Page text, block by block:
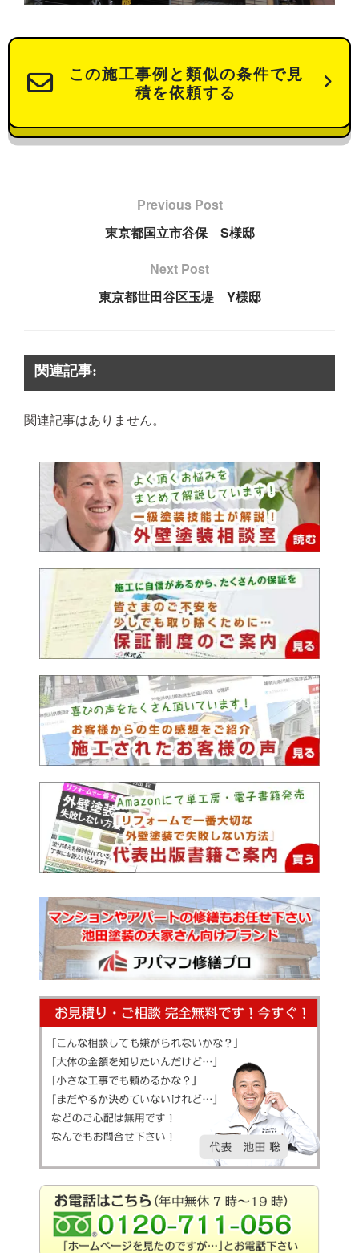
この施工事例と類似の条件で見
積を依頼する
Previous Post
東京都国立市谷保 S様邸
Next Post
東京都世田谷区玉堤 Y様邸
関連記事:
関連記事はありません。